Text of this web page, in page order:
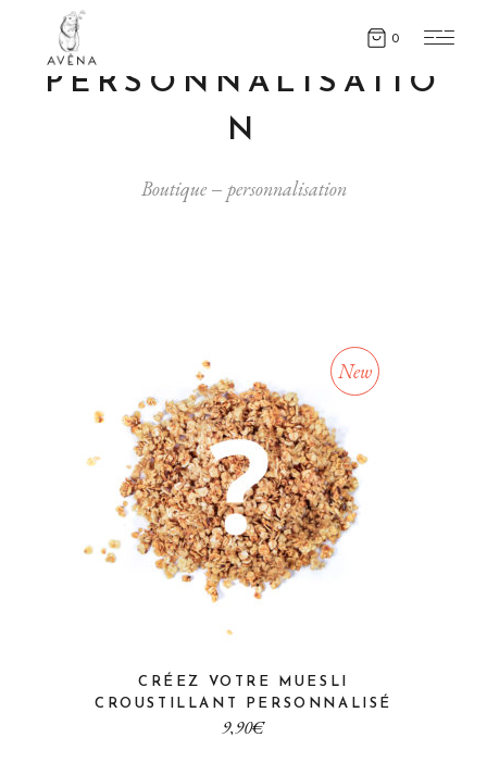
0
PERSONNALISATIO
N
Boutique personnalisation
New
CRÉEZ VOTRE MUESLI
CROUSTILLANT PERSONNALISÉ
€